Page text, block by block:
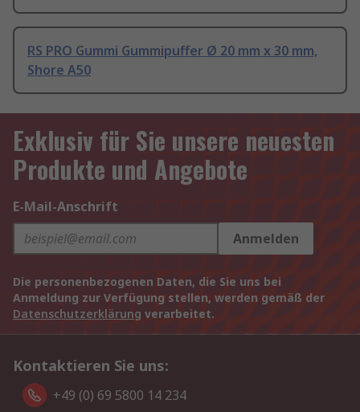
RS PRO Gummi Gummipuffer Ø 20 mm x 30 mm,
Shore A50
Exklusiv für Sie unsere neuesten
Produkte und Angebote
E-Mail-Anschrift
Anmelden
Die personenbezogenen Daten, die Sie uns bei
Anmeldung zur Verfügung stellen, werden gemäß der
Datenschutzerklärung verarbeitet.
Kontaktieren Sie uns:
+49 (0) 69 5800 14 234